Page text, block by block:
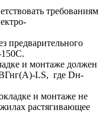
требованиям
150С.
и монтаже должен
LS, где Dн-
и монтаже не
растягивающее